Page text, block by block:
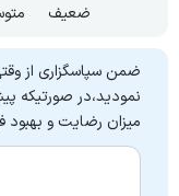
ضعیف
ضمن سپاسگزاری از
نمودید،در صورتیکه
میزان رضایت و بهبود